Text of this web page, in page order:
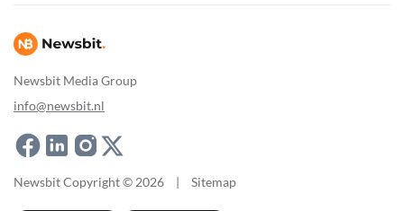
Newsbit Media Group
info@newsbit.nl
Newsbit Copyright © 2026 | Sitemap